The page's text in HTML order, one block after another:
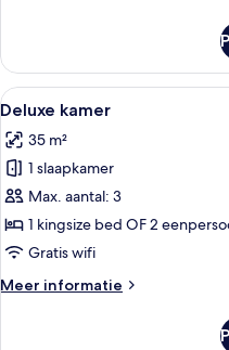
Alle
foto's
voor
Deluxe
kamer
laden
7
Deluxe kamer
35 m²
1 slaapkamer
Max. aantal: 3
1 kingsize bed OF 2
Gratis wifi
Meer informatie
Meer